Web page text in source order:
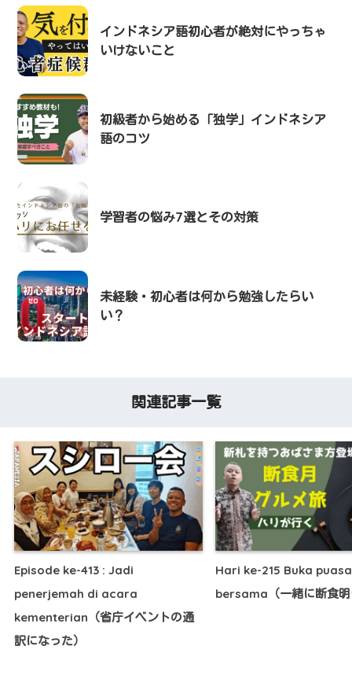
インドネシア語初心者が絶対にやっちゃ
いけないこと
初級者から始める「独学」インドネシア
語のコツ
学習者の悩み7選とその対策
未経験・初心者は何から勉強したらい
い？
関連記事一覧
Episode ke-413 : Jadi
penerjemah di acara
kementerian（省庁イベントの通
訳になった）
Hari ke-215 Buka puasa
bersama（一緒に断食